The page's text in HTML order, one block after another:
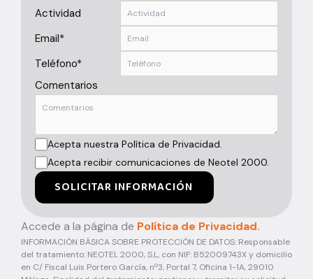
Actividad
Email*
Teléfono*
Comentarios
Acepta nuestra Política de Privacidad.
Acepta recibir comunicaciones de Neotel 2000.
SOLICITAR INFORMACIÓN
Accede a la página de Política de Privacidad.
INFORMACIÓN BÁSICA SOBRE PROTECCIÓN DE DATOS: Responsable
del tratamiento: NEOTEL 2000, S.L, con NIF: B52009743X y domicilio
en C/ Fiscal Luis Portero García, nº3, Portal 7, Oficina 1-1A, 29010